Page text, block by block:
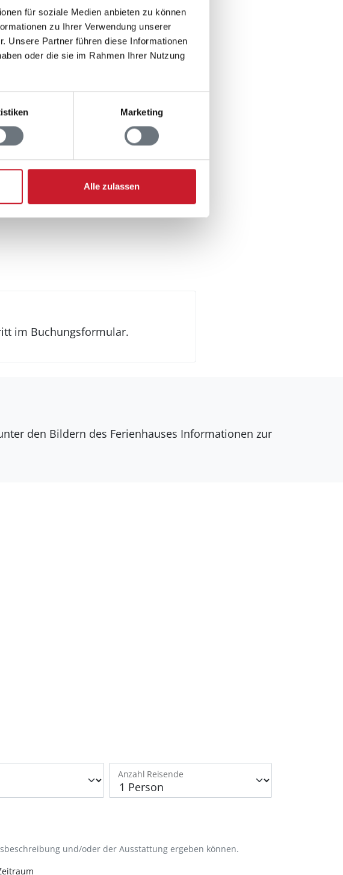
für soziale Medien anbieten zu können
zu Ihrer Verwendung unserer
Unsere Partner führen diese Informationen
oder die sie im Rahmen Ihrer Nutzung
Marketing
Alle zulassen
Kombi
im Buchungsformular.
den Bildern des Ferienhauses Informationen zur
Anzahl Reisende
und/oder der Ausstattung ergeben können.